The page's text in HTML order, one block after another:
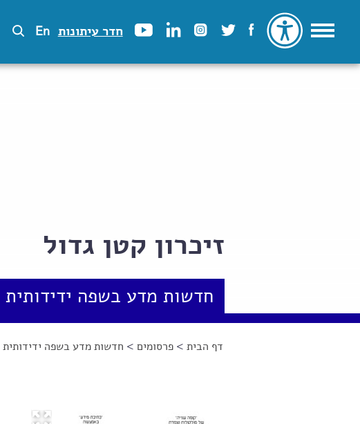
חדר עיתונות En
זיכרון קטן גדול
חדשות מדע בשפה ידידותית
הינך נמצא כאן
דף הבית >פרסומים > חדשות מדע בשפה ידידותית